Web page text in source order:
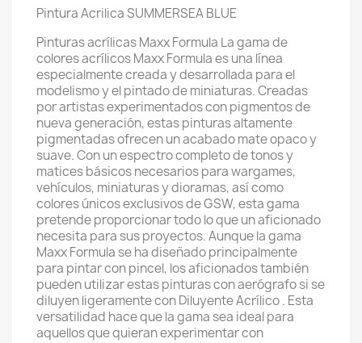
Pintura Acrilica SUMMERSEA BLUE
Pinturas acrílicas Maxx Formula La gama de
colores acrílicos Maxx Formula es una línea
especialmente creada y desarrollada para el
modelismo y el pintado de miniaturas. Creadas
por artistas experimentados con pigmentos de
nueva generación, estas pinturas altamente
pigmentadas ofrecen un acabado mate opaco y
suave. Con un espectro completo de tonos y
matices básicos necesarios para wargames,
vehículos, miniaturas y dioramas, así como
colores únicos exclusivos de GSW, esta gama
pretende proporcionar todo lo que un aficionado
necesita para sus proyectos. Aunque la gama
Maxx Formula se ha diseñado principalmente
para pintar con pincel, los aficionados también
pueden utilizar estas pinturas con aerógrafo si se
diluyen ligeramente con Diluyente Acrílico . Esta
versatilidad hace que la gama sea ideal para
aquellos que quieran experimentar con